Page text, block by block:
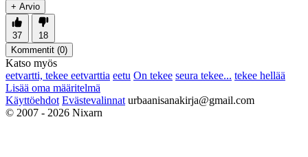
+ Arvio
37
18
Kommentit (0)
Katso myös
eetvartti, tekee eetvarttia eetu On tekee seura tekee... tekee hellää
Lisää oma määritelmä
Käyttöehdot Evästevalinnat urbaanisanakirja@gmail.com
© 2007 - 2026 Nixarn